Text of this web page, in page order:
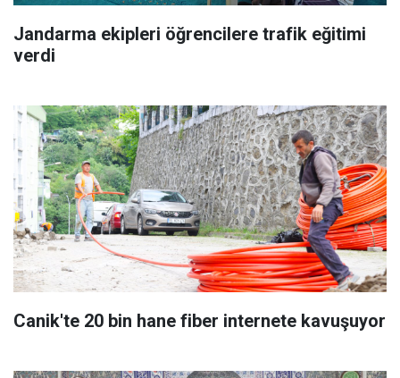
Jandarma ekipleri öğrencilere trafik eğitimi
verdi
Canik'te 20 bin hane fiber internete kavuşuyor